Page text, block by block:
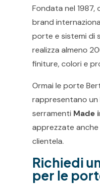
Fondata nel
brand
porte e sistemi di
realizza almeno
finiture, colori e
Ormai le porte
rappresentano
serramenti Made
apprezzate
clientela.
Richiedi
per le